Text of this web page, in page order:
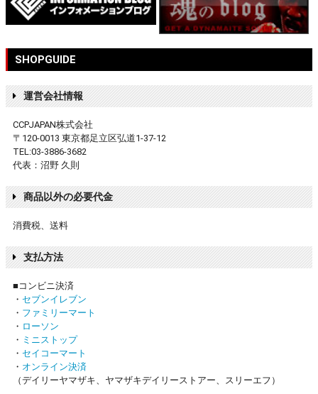
SHOPGUIDE
運営会社情報
CCPJAPAN株式会社
〒120-0013 東京都足立区弘道1-37-12
TEL:03-3886-3682
代表：沼野 久則
商品以外の必要代金
消費税、送料
支払方法
■コンビニ決済
・ セブンイレブン
・ ファミリーマート
・ ローソン
・ ミニストップ
・ セイコーマート
・ オンライン決済
（デイリーヤマザキ、ヤマザキデイリーストアー、スリーエフ）